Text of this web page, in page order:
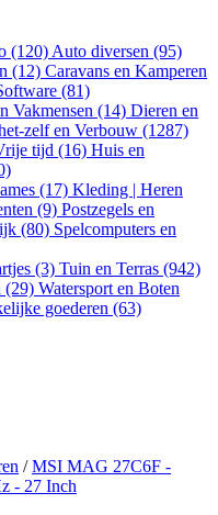
(120) Auto diversen (95)
(12) Caravans en Kamperen
(81)
Vakmensen (14) Dieren en
zelf en Verbouw (1287)
tijd (16) Huis en
(17) Kleding | Heren
(9) Postzegels en
(80) Spelcomputers en
(3) Tuin en Terras (942)
(29) Watersport en Boten
goederen (63)
/MSI MAG 27C6F -
- 27 Inch